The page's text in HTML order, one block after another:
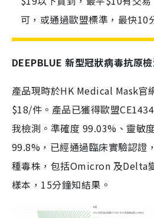
可，或通過歐盟標準，最快10
DEEPBLUE 新型冠狀病毒抗原
產品現時於HK Medical Mask官
$18/件。產品已獲得歐盟
我檢測。準確度 99.03%、靈敏
99.8%，已經通過臨床實驗認證
種毒株，包括Omicron 及Delta
樣本，15分鐘知結果。